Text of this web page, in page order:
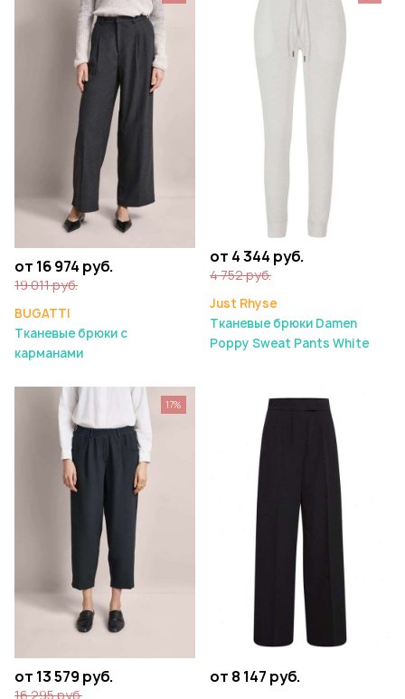
от 16 974 руб.
19 011 руб.
BUGATTI
Тканевые брюки с
карманами
от 4 344 руб.
4 752 руб.
Just Rhyse
Тканевые брюки Damen
Poppy Sweat Pants White
от 13 579 руб.
16 295 руб.
17%
от 8 147 руб.